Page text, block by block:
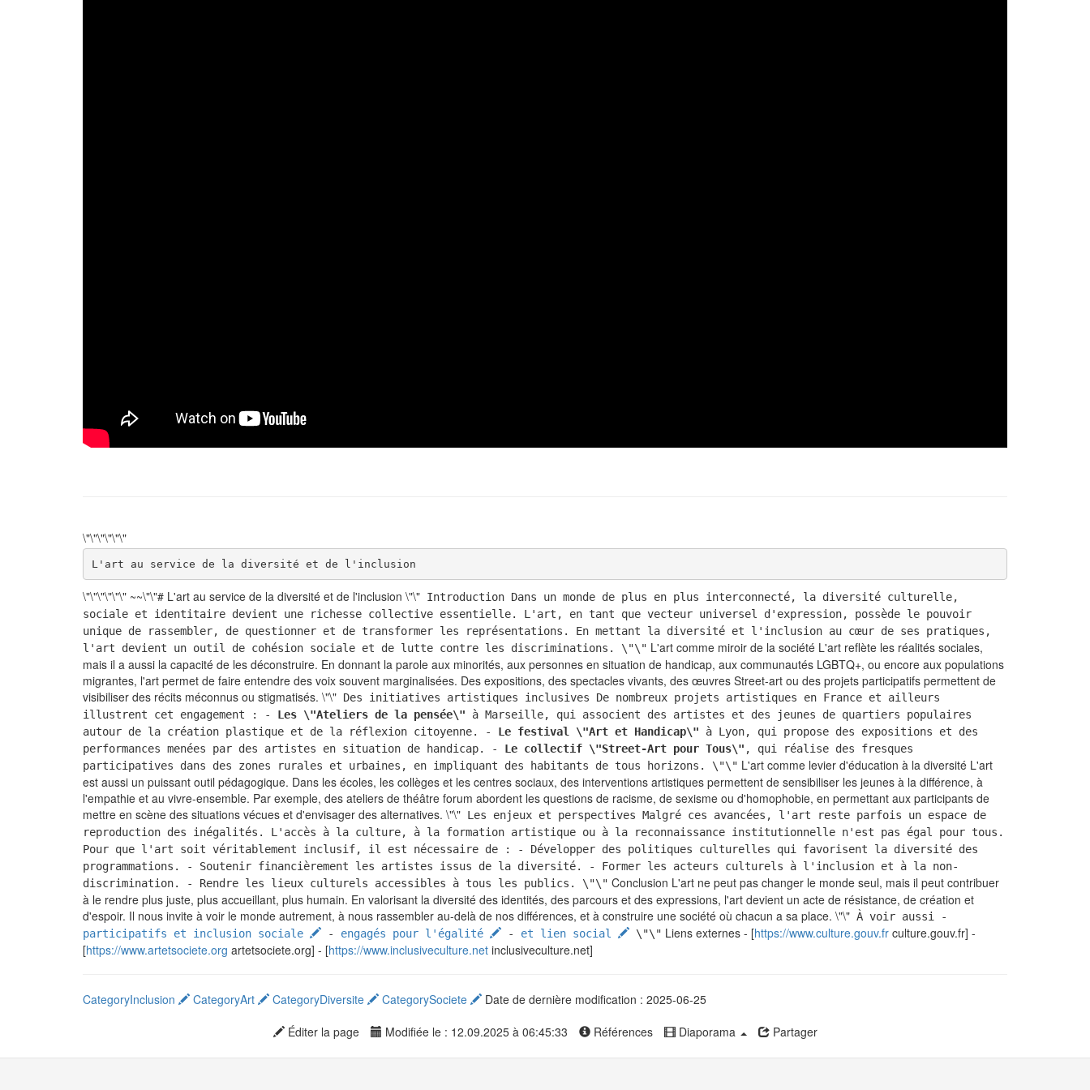
\"\"\"\"\"\"
\"\"\"\"\"\" ~~\"\"# L'art au service de la diversité et de l'inclusion \"\" Introduction Dans un monde de plus en plus interconnecté, la diversité culturelle,
sociale et identitaire devient une richesse collective essentielle. L'art, en tant que vecteur universel d'expression, possède le pouvoir
unique de rassembler, de questionner et de transformer les représentations. En mettant la diversité et l'inclusion au cœur de ses pratiques,
l'art devient un outil de cohésion sociale et de lutte contre les discriminations. \"\" L'art comme miroir de la société L'art reflète les réalités sociales,
mais il a aussi la capacité de les déconstruire. En donnant la parole aux minorités, aux personnes en situation de handicap, aux communautés LGBTQ+, ou encore aux populations
migrantes, l'art permet de faire entendre des voix souvent marginalisées. Des expositions, des spectacles vivants, des œuvres Street-art ou des projets participatifs permettent de
visibiliser des récits méconnus ou stigmatisés. \"\" Des initiatives artistiques inclusives De nombreux projets artistiques en France et ailleurs
illustrent cet engagement : - Les \"Ateliers de la pensée\" à Marseille, qui associent des artistes et des jeunes de quartiers populaires
autour de la création plastique et de la réflexion citoyenne. - Le festival \"Art et Handicap\" à Lyon, qui propose des expositions et des
performances menées par des artistes en situation de handicap. - Le collectif \"Street-Art pour Tous\" , qui réalise des fresques
participatives dans des zones rurales et urbaines, en impliquant des habitants de tous horizons. \"\" L'art comme levier d'éducation à la diversité L'art
est aussi un puissant outil pédagogique. Dans les écoles, les collèges et les centres sociaux, des interventions artistiques permettent de sensibiliser les jeunes à la différence, à
l'empathie et au vivre-ensemble. Par exemple, des ateliers de théâtre forum abordent les questions de racisme, de sexisme ou d'homophobie, en permettant aux participants de
mettre en scène des situations vécues et d'envisager des alternatives. \"\" Les enjeux et perspectives Malgré ces avancées, l'art reste parfois un espace de
reproduction des inégalités. L'accès à la culture, à la formation artistique ou à la reconnaissance institutionnelle n'est pas égal pour tous.
Pour que l'art soit véritablement inclusif, il est nécessaire de : - Développer des politiques culturelles qui favorisent la diversité des
programmations. - Soutenir financièrement les artistes issus de la diversité. - Former les acteurs culturels à l'inclusion et à la non-
discrimination. - Rendre les lieux culturels accessibles à tous les publics. \"\" Conclusion L'art ne peut pas changer le monde seul, mais il peut contribuer
à le rendre plus juste, plus accueillant, plus humain. En valorisant la diversité des identités, des parcours et des expressions, l'art devient un acte de résistance, de création et
d'espoir. Il nous invite à voir le monde autrement, à nous rassembler au-delà de nos différences, et à construire une société où chacun a sa place. \"\" À voir aussi -
participatifs et inclusion sociale
- engagés pour l'égalité - et lien social \"\" Liens externes - [https://www.culture.gouv.fr culture.gouv.fr] -
[https://www.artetsociete.org artetsociete.org] - [https://www.inclusiveculture.net inclusiveculture.net]
CategoryInclusion CategoryArt CategoryDiversite CategorySociete
Date de dernière modification : 2025-06-25
Éditer la page
Modifiée le : 12.09.2025 à 06:45:33 Références Diaporama Partager